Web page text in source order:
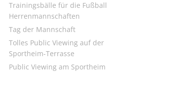
Trainingsbälle für die Fußball
Herrenmannschaften
Tag der Mannschaft
Tolles Public Viewing auf der
Sportheim-Terrasse
Public Viewing am Sportheim